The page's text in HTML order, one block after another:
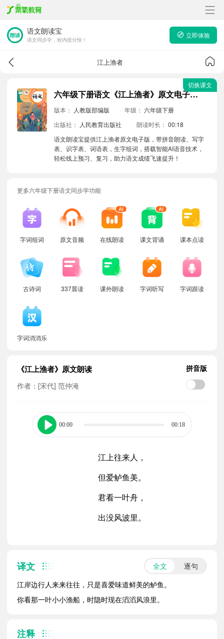
语文朗读宝
语文同步学，校内提分快！
立即体验
江上渔者
六年级下册语文《江上渔者》原文电子版带拼音朗读音频
版本： 人教版部编版 年级： 六年级下册
出版社：
人民教育出版社 朗读时长： 00:18
语文朗读宝提供江上渔者原文电子版，带拼音朗读、写字
表、识字表、词语表，生字组词，搭载智能AI语音技术，
轻松线上预习、复习，助力语文成绩飞速提升！
切换课文
更多六年级下册语文同步学功能
字词组词 原文音频 在线朗读 课文背诵 课本点读
古诗词 337晨读 课外朗读 字词听写 字词跟读
字词消消乐
《江上渔者》原文朗读
作者：[宋代] 范仲淹
拼音版
00:00 00:18
江上往来人，
但爱鲈鱼美。
君看一叶舟，
出没风波里。
译文 全文
逐句
江岸边行人来来往往，只是喜爱味道鲜美的鲈鱼。
你看那一叶小小渔船，时隐时现在滔滔风浪里。
注释